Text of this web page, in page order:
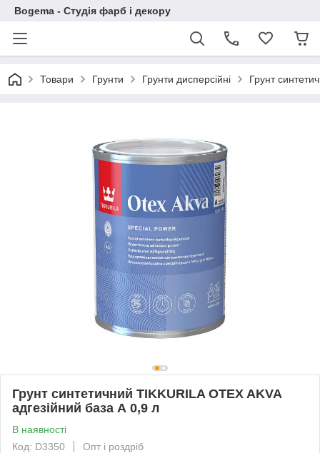
Bogema - Студія фарб і декору
Товари Грунти Грунти дисперсійні Грунт
Грунт синтетичний TIKKURILA OTEX AKVA
адгезійний база А 0,9 л
В наявності
Код: D3350
Опт і роздріб